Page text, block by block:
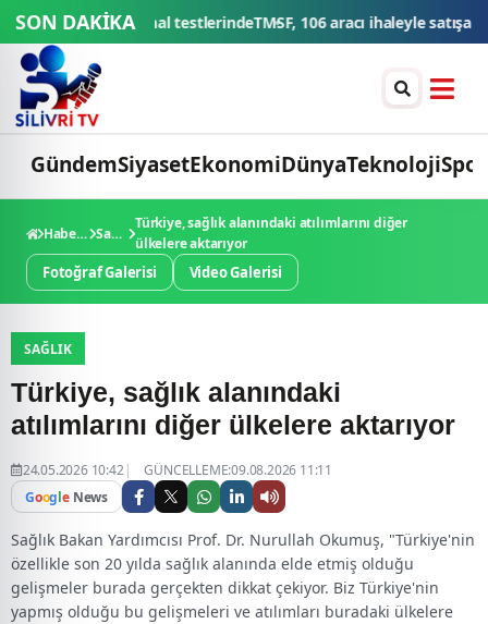
SON DAKİKA
106 aracı ihaleyle satışa sunacakDüğün konvoyuna ağır
GündemSiyasetEkonomiDünyaTeknolojiSpor
Haberler Sağlık
Türkiye, sağlık alanındaki atılımlarını diğer
ülkelere aktarıyor
Fotoğraf Galerisi Video Galerisi
SAĞLIK
Türkiye, sağlık alanındaki
atılımlarını diğer ülkelere aktarıyor
24.05.2026 10:42
GÜNCELLEME:09.08.2026 11:11
Google News
Sağlık Bakan Yardımcısı Prof. Dr. Nurullah Okumuş, "Türkiye'nin
özellikle son 20 yılda sağlık alanında elde etmiş olduğu
gelişmeler burada gerçekten dikkat çekiyor. Biz Türkiye'nin
yapmış olduğu bu gelişmeleri ve atılımları buradaki ülkelere